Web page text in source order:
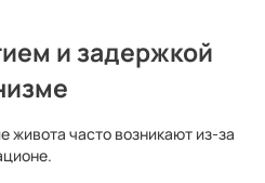
и задержкой
живота часто возникают из-за